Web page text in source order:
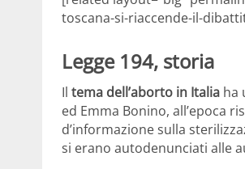
toscana-si-riaccende-il-
Legge 194, storia
Il tema dell’aborto in Italia ha
ed Emma Bonino, all’epoca
d’informazione sulla
si erano autodenunciati alle